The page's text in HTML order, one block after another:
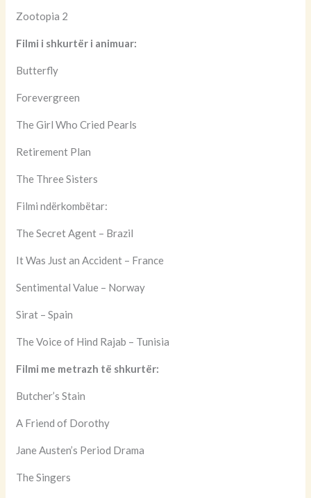
Zootopia 2
Filmi i shkurtër i animuar:
Butterfly
Forevergreen
The Girl Who Cried Pearls
Retirement Plan
The Three Sisters
Filmi ndërkombëtar:
The Secret Agent – Brazil
It Was Just an Accident – France
Sentimental Value – Norway
Sirat – Spain
The Voice of Hind Rajab – Tunisia
Filmi me metrazh të shkurtër:
Butcher’s Stain
A Friend of Dorothy
Jane Austen’s Period Drama
The Singers